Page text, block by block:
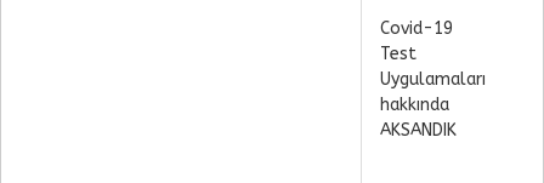
Covid-19
Test
Uygulamaları
hakkında
AKSANDIK